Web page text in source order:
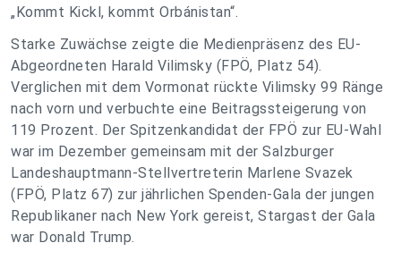
„Kommt Kickl, kommt Orbánistan“.
Starke Zuwächse zeigte die Medienpräsenz des EU-
Abgeordneten Harald Vilimsky (FPÖ, Platz 54).
Verglichen mit dem Vormonat rückte Vilimsky 99 Ränge
nach vorn und verbuchte eine Beitragssteigerung von
119 Prozent. Der Spitzenkandidat der FPÖ zur EU-Wahl
war im Dezember gemeinsam mit der Salzburger
Landeshauptmann-Stellvertreterin Marlene Svazek
(FPÖ, Platz 67) zur jährlichen Spenden-Gala der jungen
Republikaner nach New York gereist, Stargast der Gala
war Donald Trump.